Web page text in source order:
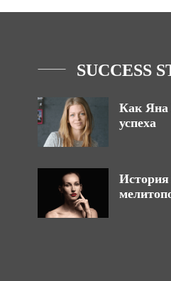
SUCCESS
Как Яна
успеха
История